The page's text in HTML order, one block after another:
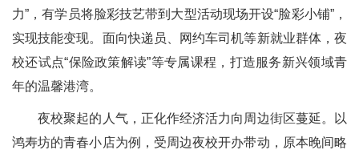
力”，有学员将脸彩技艺带到大型活动现场开设“脸彩小铺”，
实现技能变现。面向快递员、网约车司机等新就业群体，夜
校还试点“保险政策解读”等专属课程，打造服务新兴领域青
年的温馨港湾。
夜校聚起的人气，正化作经济活力向周边街区蔓延。以
鸿寿坊的青春小店为例，受周边夜校开办带动，原本晚间略